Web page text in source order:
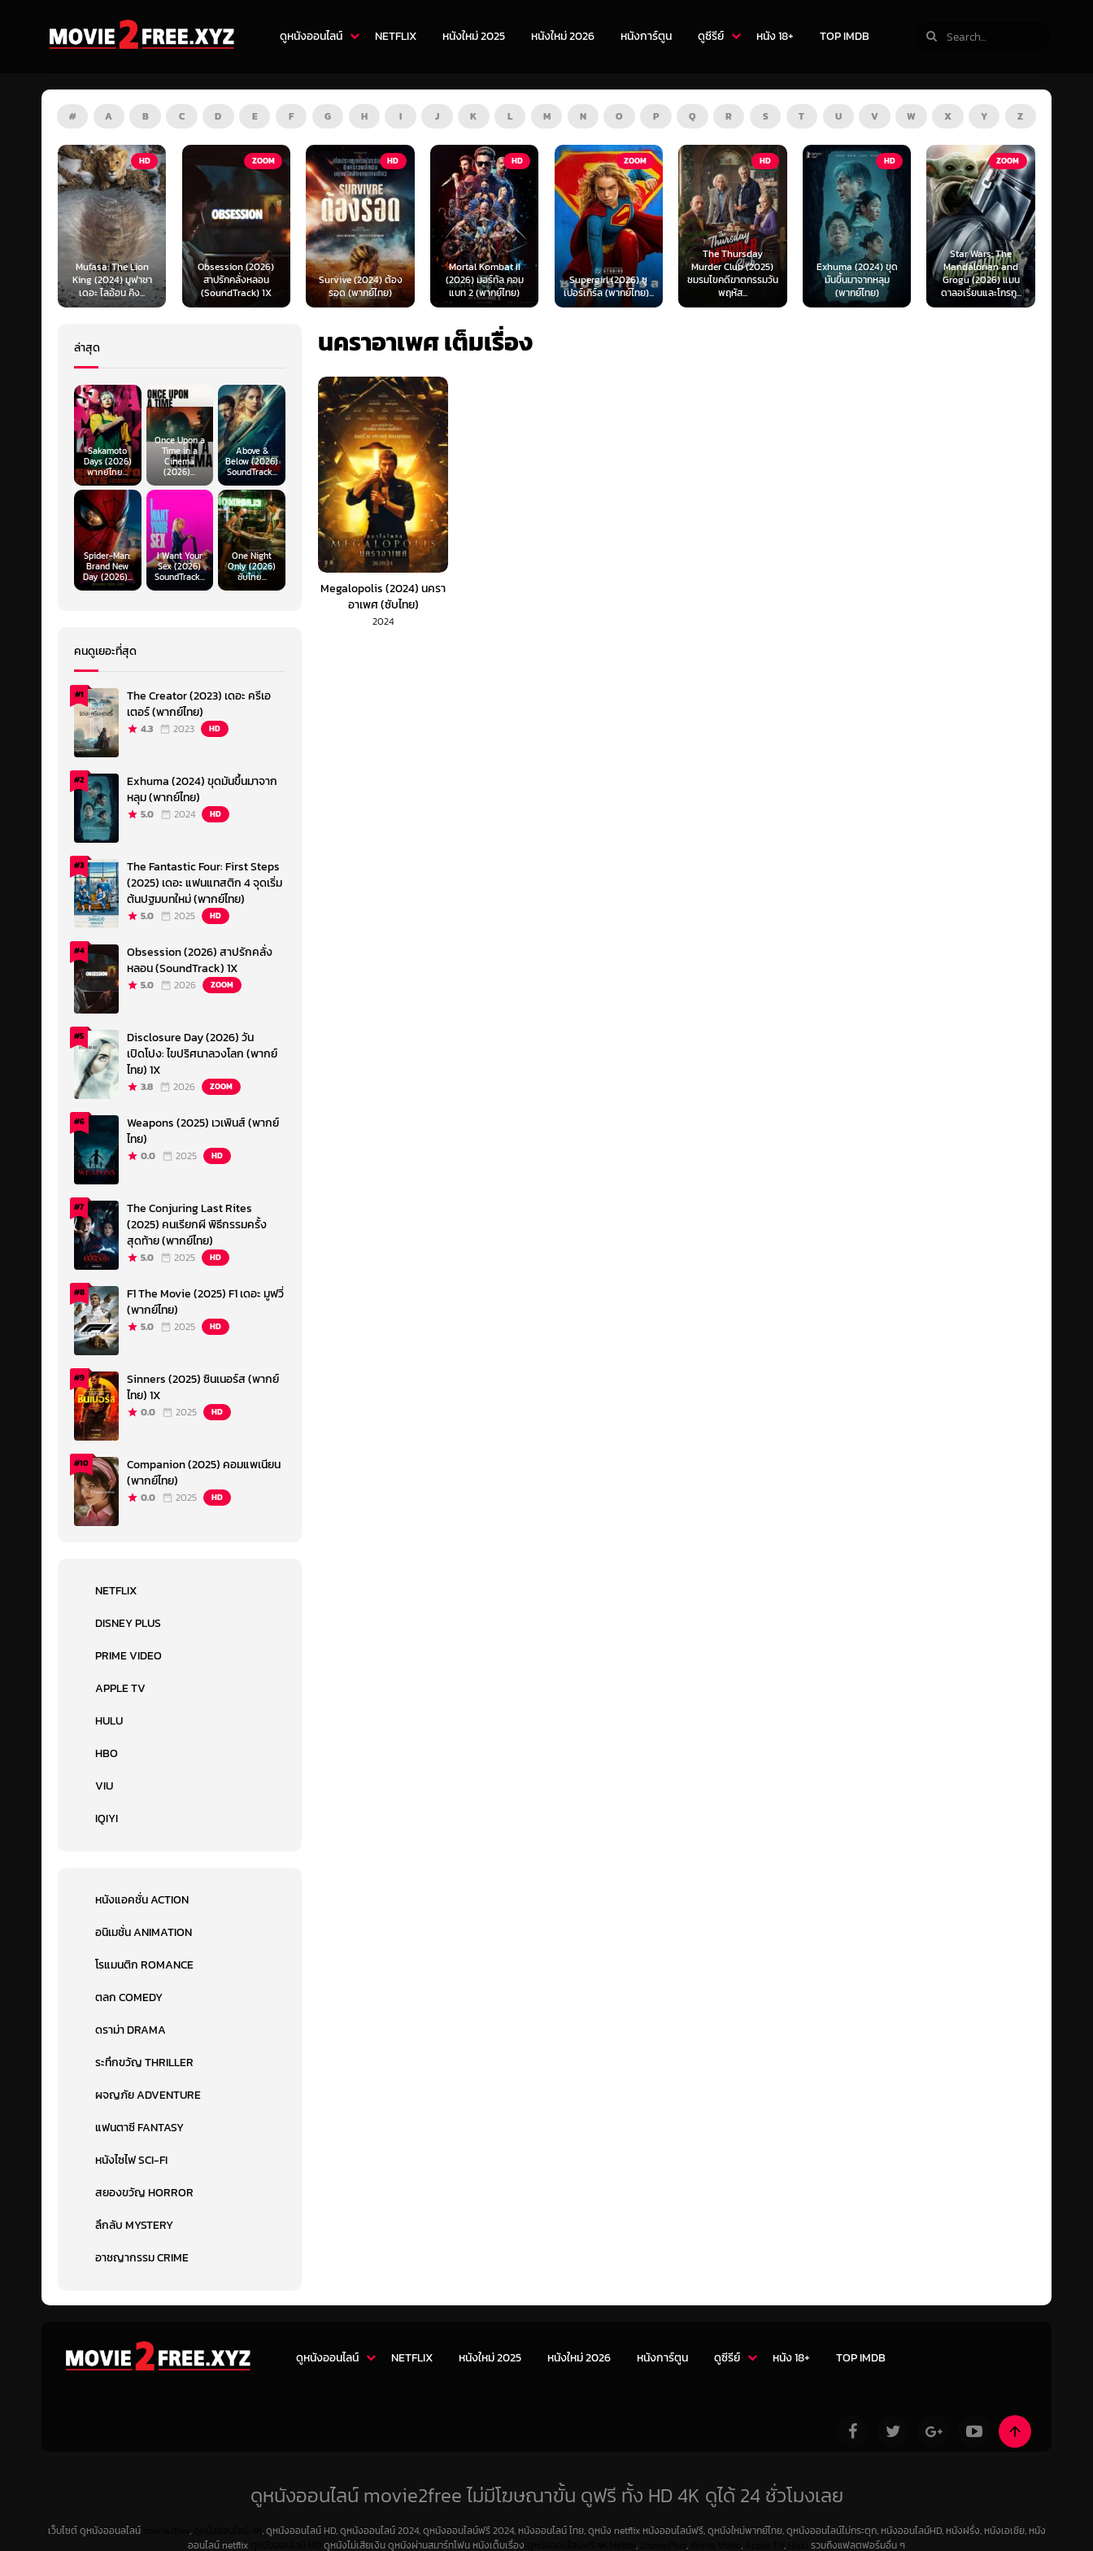
ดูหนังออนไลน์ NETFLIX หนังใหม่ 2025 หนังใหม่ 2026 หนังการ์ตูน ดูซีรีย์ หนัง 18+ TOP IMDB
# A B C D E F G H I J K L M N O P Q R S T U V W X Y Z
ZOOM
Obsession (2026)
สาปรักคลั่งหลอน
(SoundTrack) 1X
HD
Survive (2024) ต้อง
รอด (พากย์ไทย)
HD
Mortal Kombat II
(2026) มอร์ทัล คอม
แบท 2 (พากย์ไทย)
ZOOM
Supergirl (2026) ซู
เปอร์เกิร์ล (พากย์ไทย)...
HD
The Thursday
Murder Club (2025)
ชมรมไขคดีฆาตกรรมวัน
พฤหัส...
HD
Exhuma (2024) ขุด
มันขึ้นมาจากหลุม
(พากย์ไทย)
ZOOM
Star Wars: The
Mandalorian and
Grogu (2026) แมน
ดาลอเรี่ยนและโกรกู...
TV
The Last of Us
Season 1-2 (2025)
เดอะ ลาสต์ ออฟ อัส
นคราอาเพศ เต็มเรื่อง
Megalopolis (2024) นครา
อาเพศ (ซับไทย)
2024
ล่าสุด
Sakamoto
Days (2026)
พากย์ไทย...
Once Upon a
Time in a
Cinema
(2026)...
Above &
Below (2026)
SoundTrack...
Spider-Man:
Brand New
Day (2026)...
I Want Your
Sex (2026)
SoundTrack...
One Night
Only (2026)
ซับไทย...
คนดูเยอะที่สุด
#1
The Creator (2023) เดอะ ครีเอ
เตอร์ (พากย์ไทย)
4.3 2023 HD
#2
Exhuma (2024) ขุดมันขึ้นมาจาก
หลุม (พากย์ไทย)
5.0 2024 HD
#3
The Fantastic Four: First Steps
(2025) เดอะ แฟนแทสติก 4 จุดเริ่ม
ต้นปฐมบทใหม่ (พากย์ไทย)
5.0 2025 HD
#4
Obsession (2026) สาปรักคลั่ง
หลอน (SoundTrack) 1X
5.0 2026 ZOOM
#5
Disclosure Day (2026) วัน
เปิดโปง: ไขปริศนาลวงโลก (พากย์
ไทย) 1X
3.8 2026 ZOOM
#6
Weapons (2025) เวเพินส์ (พากย์
ไทย)
0.0 2025 HD
#7
The Conjuring Last Rites
(2025) คนเรียกผี พิธีกรรมครั้ง
สุดท้าย (พากย์ไทย)
5.0 2025 HD
#8
F1 The Movie (2025) F1 เดอะ มูฟวี่
(พากย์ไทย)
5.0 2025 HD
#9
Sinners (2025) ซินเนอร์ส (พากย์
ไทย) 1X
0.0 2025 HD
#10
Companion (2025) คอมแพเนียน
(พากย์ไทย)
0.0 2025 HD
NETFLIX
DISNEY PLUS
PRIME VIDEO
APPLE TV
HULU
HBO
VIU
IQIYI
หนังแอคชั่น ACTION
อนิเมชั่น ANIMATION
โรแมนติก ROMANCE
ตลก COMEDY
ดราม่า DRAMA
ระทึกขวัญ THRILLER
ผจญภัย ADVENTURE
แฟนตาซี FANTASY
หนังไซไฟ SCI-FI
สยองขวัญ HORROR
ลึกลับ MYSTERY
อาชญากรรม CRIME
ดูหนังออนไลน์ NETFLIX หนังใหม่ 2025 หนังใหม่ 2026 หนังการ์ตูน ดูซีรีย์ หนัง 18+ TOP IMDB
ดูหนังออนไลน์ movie2free ไม่มีโฆษณาขั้น ดูฟรี ทั้ง HD 4K ดูได้ 24 ชั่วโมงเลย
เว็บไซต์ ดูหนังออนลไลน์ ,
, ดูหนังออนไลน์ HD, ดูหนังออนไลน์ 2024, ดูหนังออนไลน์ฟรี 2024, หนังออนไลน์ ไทย, ดูหนัง netflix หนังออนไลน์ฟรี, ดูหนังใหม่พากย์ไทย, ดูหนังออนไลน์ไม่กระตุก, หนังออนไลน์HD, หนังฝรั่ง, หนังเอเชีย, หนัง
ออนไลน์ netflix
ดูหนังไม่เสียเงิน ดูหนังผ่านสมาร์ทโฟน หนังเต็มเรื่อง , , , , รวมถึงแฟลตฟอร์มอื่น ๆ